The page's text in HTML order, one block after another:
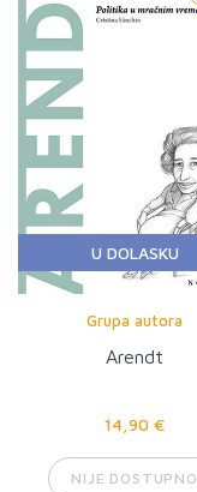
U DOLASKU
Grupa autora
Arendt
14,90 €
NIJE DOSTUPNO